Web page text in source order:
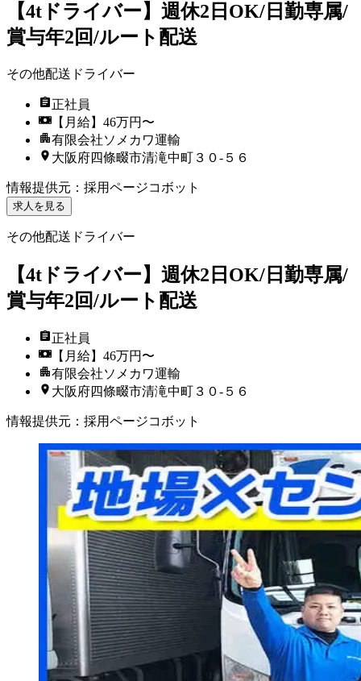
【4tドライバー】週休2日OK/日勤専属/
賞与年2回/ルート配送
その他配送ドライバー
正社員
【月給】46万円〜
有限会社ソメカワ運輸
大阪府四條畷市清滝中町３０‐５６
情報提供元 ： 採用ページコボット
求人を見る
その他配送ドライバー
【4tドライバー】週休2日OK/日勤専属/
賞与年2回/ルート配送
正社員
【月給】46万円〜
有限会社ソメカワ運輸
大阪府四條畷市清滝中町３０‐５６
情報提供元 ： 採用ページコボット